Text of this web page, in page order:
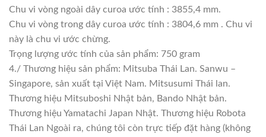
Chu vi vòng ngoài dây curoa ước tính : 3855,4 mm.
Chu vi vòng trong dây curoa ước tính : 3804,6 mm . Chu vi
này là chu vi ước chừng.
Trọng lượng ước tính của sản phẩm: 750 gram
4./ Thương hiệu sản phẩm: Mitsuba Thái Lan. Sanwu –
Singapore, sản xuất tại Việt Nam. Mitsusumi Thái lan.
Thương hiệu Mitsuboshi Nhật bản, Bando Nhật bản.
Thương hiệu Yamatachi Japan Nhật. Thương hiệu Robota
Thái Lan Ngoài ra, chúng tôi còn trực tiếp đặt hàng (không